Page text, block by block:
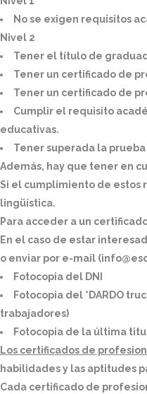
No se exigen requisitos
Nivel 2
Tener el título de
Tener un certificado de
Tener un certificado de
Cumplir el requisito
educativas.
Tener superada la
Además, hay que tener en
Si el cumplimiento de estos
lingüística.
Para acceder a un
En el caso de estar
o enviar por e-mail
Fotocopia del DNI
Fotocopia del *DARDO
trabajadores)
Fotocopia de la última
Los certificados de
habilidades y las aptitudes
Cada certificado de